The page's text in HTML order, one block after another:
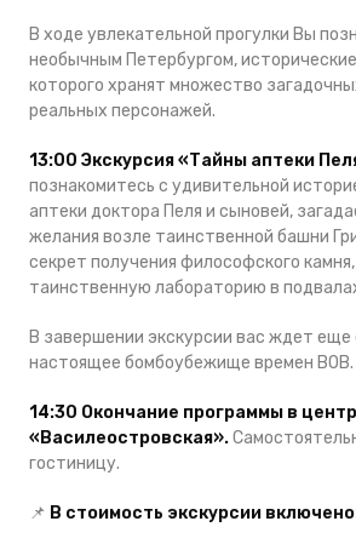
В ходе увлекательной прогулки Вы
необычным Петербургом,
которого хранят множество
реальных персонажей.
13:00 Экскурсия «Тайны аптеки
познакомитесь с удивительной
аптеки доктора Пеля и сыновей,
желания возле таинственной башни
секрет получения философского
таинственную лабораторию в
В завершении экскурсии вас ждет еще
настоящее бомбоубежище времен ВОВ.
14:30 Окончание программы в
«Василеостровская».
гостиницу.
📌 В стоимость экскурсии